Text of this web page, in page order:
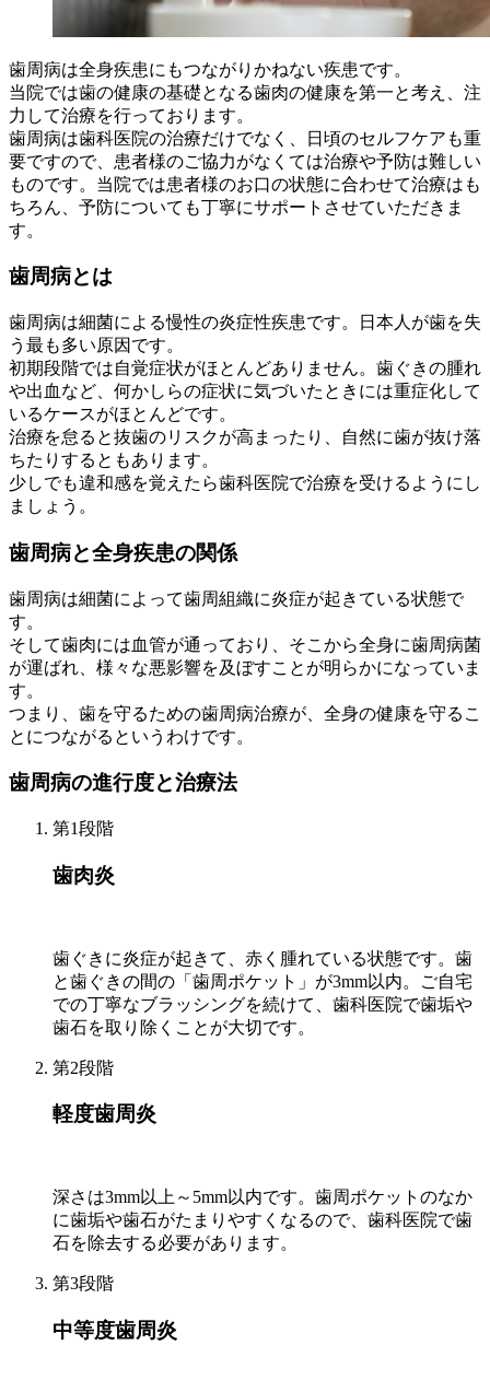
歯周病は全身疾患にもつながりかねない疾患です。
当院では歯の健康の基礎となる歯肉の健康を第一と考え、注
力して治療を行っております。
歯周病は歯科医院の治療だけでなく、日頃のセルフケアも重
要ですので、患者様のご協力がなくては治療や予防は難しい
ものです。当院では患者様のお口の状態に合わせて治療はも
ちろん、予防についても丁寧にサポートさせていただきま
す。
歯周病とは
歯周病は細菌による慢性の炎症性疾患です。日本人が歯を失
う最も多い原因です。
初期段階では自覚症状がほとんどありません。歯ぐきの腫れ
や出血など、何かしらの症状に気づいたときには重症化して
いるケースがほとんどです。
治療を怠ると抜歯のリスクが高まったり、自然に歯が抜け落
ちたりするともあります。
少しでも違和感を覚えたら歯科医院で治療を受けるようにし
ましょう。
歯周病と全身疾患の関係
歯周病は細菌によって歯周組織に炎症が起きている状態で
す。
そして歯肉には血管が通っており、そこから全身に歯周病菌
が運ばれ、様々な悪影響を及ぼすことが明らかになっていま
す。
つまり、歯を守るための歯周病治療が、全身の健康を守るこ
とにつながるというわけです。
歯周病の進行度と治療法
第1段階
歯肉炎
歯ぐきに炎症が起きて、赤く腫れている状態です。歯
と歯ぐきの間の「歯周ポケット」が3mm以内。ご自宅
での丁寧なブラッシングを続けて、歯科医院で歯垢や
歯石を取り除くことが大切です。
第2段階
軽度歯周炎
深さは3mm以上～5mm以内です。歯周ポケットのなか
に歯垢や歯石がたまりやすくなるので、歯科医院で歯
石を除去する必要があります。
第3段階
中等度歯周炎